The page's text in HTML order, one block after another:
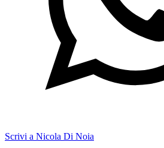
Scrivi a Nicola Di Noia